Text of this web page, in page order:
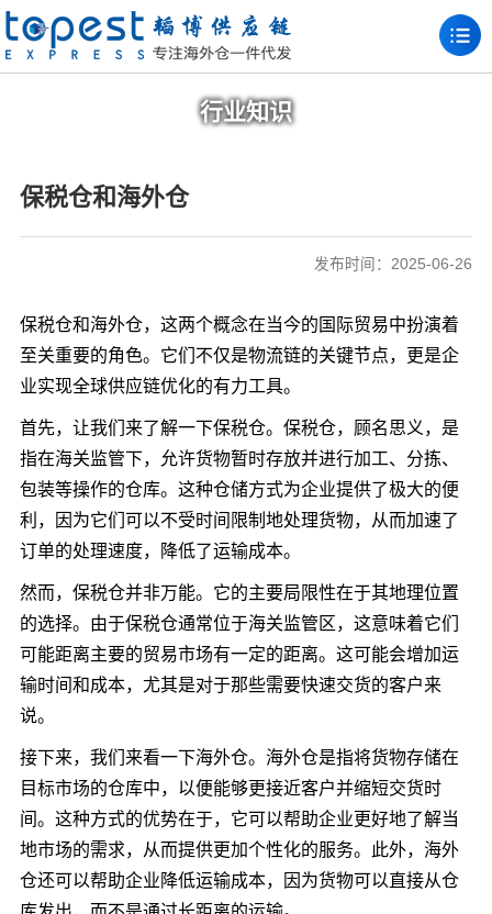
行业知识
保税仓和海外仓
发布时间：2025-06-26
保税仓和海外仓，这两个概念在当今的国际贸易中扮演着
至关重要的角色。它们不仅是物流链的关键节点，更是企
业实现全球供应链优化的有力工具。
首先，让我们来了解一下保税仓。保税仓，顾名思义，是
指在海关监管下，允许货物暂时存放并进行加工、分拣、
包装等操作的仓库。这种仓储方式为企业提供了极大的便
利，因为它们可以不受时间限制地处理货物，从而加速了
订单的处理速度，降低了运输成本。
然而，保税仓并非万能。它的主要局限性在于其地理位置
的选择。由于保税仓通常位于海关监管区，这意味着它们
可能距离主要的贸易市场有一定的距离。这可能会增加运
输时间和成本，尤其是对于那些需要快速交货的客户来
说。
接下来，我们来看一下海外仓。海外仓是指将货物存储在
目标市场的仓库中，以便能够更接近客户并缩短交货时
间。这种方式的优势在于，它可以帮助企业更好地了解当
地市场的需求，从而提供更加个性化的服务。此外，海外
仓还可以帮助企业降低运输成本，因为货物可以直接从仓